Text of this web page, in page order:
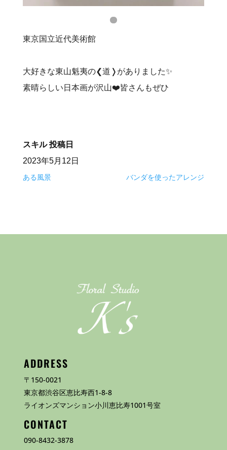
東京国立近代美術館
大好きな東山魁夷の❮道❭がありました✨
素晴らしい日本画が沢山❤️皆さんもぜひ
スキル 投稿日
2023年5月12日
ある風景 バンダを使ったアレンジ
ADDRESS
〒150-0021
東京都渋谷区恵比寿西1-8-8
ライオンズマンション小川恵比寿1001号室
CONTACT
090-8432-3878